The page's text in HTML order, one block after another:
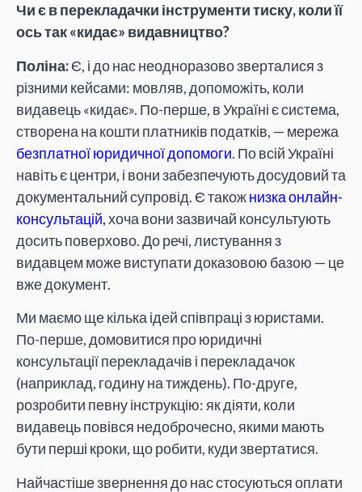
Чи є в перекладачки інструменти тиску, коли її
ось так «кидає» видавництво?
Поліна:Є, і до нас неодноразово зверталися з
різними кейсами: мовляв, допоможіть, коли
видавець «кидає». По-перше, в Україні є система,
створена на кошти платників податків, — мережа
безплатної юридичної допомоги. По всій Україні
навіть є центри, і вони забезпечують досудовий та
документальний супровід. Є такожнизка онлайн-
консультацій,хоча вони зазвичай консультують
досить поверхово. До речі, листування з
видавцем може виступати доказовою базою — це
вже документ.
Ми маємо ще кілька ідей співпраці з юристами.
По-перше, домовитися про юридичні
консультації перекладачів і перекладачок
(наприклад, годину на тиждень). По-друге,
розробити певну інструкцію: як діяти, коли
видавець повівся недоброчесно, якими мають
бути перші кроки, що робити, куди звертатися.
Найчастіше звернення до нас стосуються оплати